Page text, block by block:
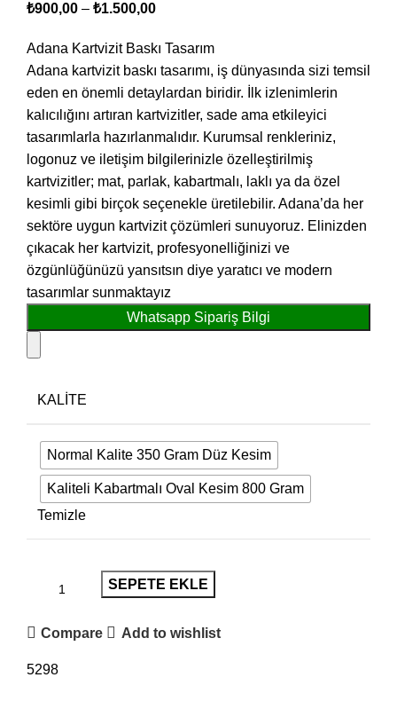
₺900,00 – ₺1.500,00
Adana Kartvizit Baskı Tasarım
Adana kartvizit baskı tasarımı, iş dünyasında sizi temsil
eden en önemli detaylardan biridir. İlk izlenimlerin
kalıcılığını artıran kartvizitler, sade ama etkileyici
tasarımlarla hazırlanmalıdır. Kurumsal renkleriniz,
logonuz ve iletişim bilgilerinizle özelleştirilmiş
kartvizitler; mat, parlak, kabartmalı, laklı ya da özel
kesimli gibi birçok seçenekle üretilebilir. Adana’da her
sektöre uygun kartvizit çözümleri sunuyoruz. Elinizden
çıkacak her kartvizit, profesyonelliğinizi ve
özgünlüğünüzü yansıtsın diye yaratıcı ve modern
tasarımlar sunmaktayız
Whatsapp Sipariş Bilgi
KALITE
Normal Kalite 350 Gram Düz Kesim
Kaliteli Kabartmalı Oval Kesim 800 Gram
Temizle
SEPETE EKLE
Compare Add to wishlist
5298